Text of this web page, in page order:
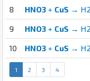
8 HNO3 + CuS →
9 HNO3 + CuS →
10 HNO3 + CuS →
1 2 3 4